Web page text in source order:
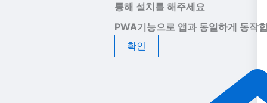
통해 설치를 해주세요
PWA기능으로 앱과 동일하게 동작
확인